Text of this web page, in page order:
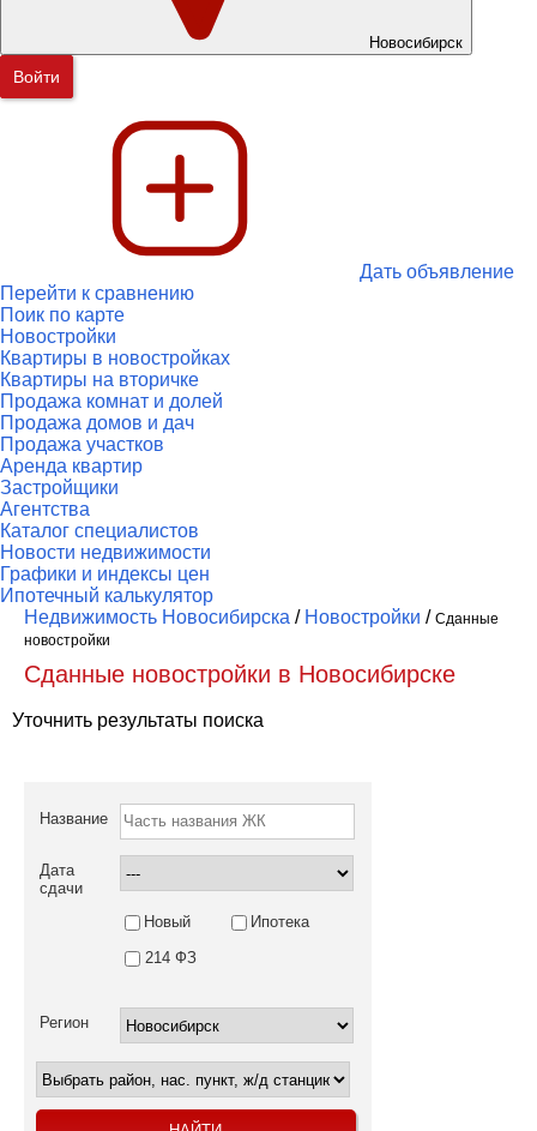
Новосибирск
Войти
Дать объявление
Перейти к сравнению
Поик по карте
Новостройки
Квартиры в новостройках
Квартиры на вторичке
Продажа комнат и долей
Продажа домов и дач
Продажа участков
Аренда квартир
Застройщики
Агентства
Каталог специалистов
Новости недвижимости
Графики и индексы цен
Ипотечный калькулятор
Недвижимость Новосибирска / Новостройки / Сданные
новостройки
Сданные новостройки в Новосибирске
Уточнить результаты поиска
Название
Дата
сдачи
Новый
Ипотека
214 ФЗ
Регион